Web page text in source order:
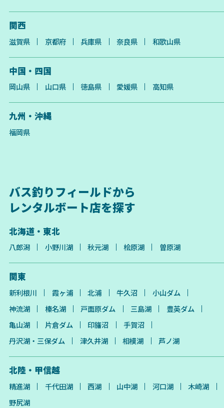
関西
滋賀県 京都府 兵庫県 奈良県 和歌山県
中国・四国
岡山県 山口県 徳島県 愛媛県 高知県
九州・沖縄
福岡県
バス釣りフィールドから
レンタルボート店を探す
北海道・東北
八郎潟 小野川湖 秋元湖 桧原湖 曽原湖
関東
新利根川 霞ヶ浦 北浦 牛久沼
小山ダム
神流湖
榛名湖 戸面原ダム 三島湖
豊英ダム
亀山湖
片倉ダム 印旛沼
手賀沼
丹沢湖・三保ダム
津久井湖 相模湖 芦ノ湖
北陸・甲信越
精進湖 千代田湖 西湖 山中湖 河口湖
木崎湖
野尻湖